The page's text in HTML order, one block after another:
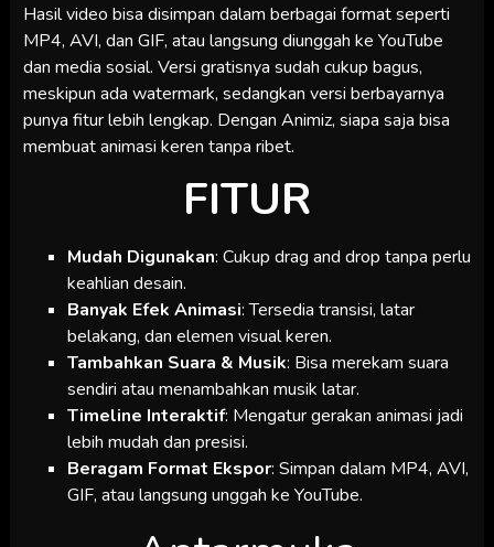
Hasil video bisa disimpan dalam berbagai format seperti
MP4, AVI, dan GIF, atau langsung diunggah ke YouTube
dan media sosial. Versi gratisnya sudah cukup bagus,
meskipun ada watermark, sedangkan versi berbayarnya
punya fitur lebih lengkap. Dengan Animiz, siapa saja bisa
membuat animasi keren tanpa ribet.
FITUR
Mudah Digunakan: Cukup drag and drop tanpa perlu
keahlian desain.
Banyak Efek Animasi: Tersedia transisi, latar
belakang, dan elemen visual keren.
Tambahkan Suara & Musik: Bisa merekam suara
sendiri atau menambahkan musik latar.
Timeline Interaktif: Mengatur gerakan animasi jadi
lebih mudah dan presisi.
Beragam Format Ekspor: Simpan dalam MP4, AVI,
GIF, atau langsung unggah ke YouTube.